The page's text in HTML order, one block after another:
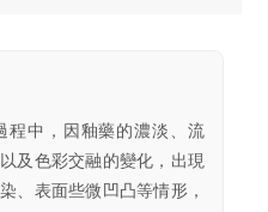
程中，因釉藥的濃淡、流
及色彩交融的變化，出現
、表面些微凹凸等情形，